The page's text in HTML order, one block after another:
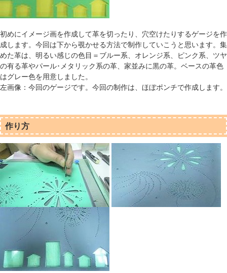
初めにイメージ画を作成して革を切ったり、穴空けたりするゲージを作
成します。今回は下から覗かせる方法で制作していこうと思います。集
めた革は、明るい感じの色目＝ブルー系、オレンジ系、ピンク系、ツヤ
の有る革やパール･メタリック系の革、家並みに黒の革。ベースの革色
はグレー色を用意しました。
左画像：今回のゲージです。今回の制作は、ほぼポンチで作成します。
作り方